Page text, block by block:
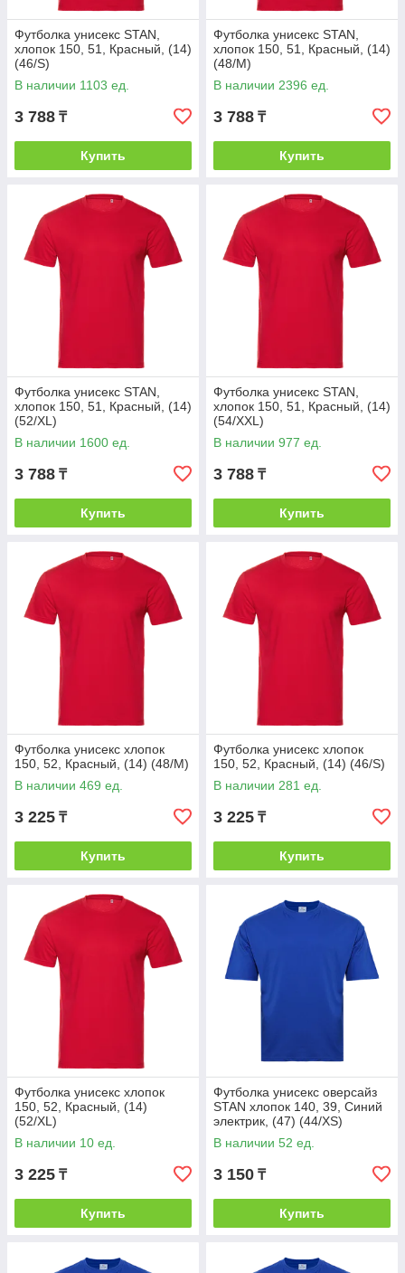
Футболка унисекс STAN,
хлопок 150, 51, Красный, (14)
(46/S)
В наличии 1103 ед.
3 788 ₸
Купить
Футболка унисекс STAN,
хлопок 150, 51, Красный, (14)
(48/M)
В наличии 2396 ед.
3 788 ₸
Купить
Футболка унисекс STAN,
хлопок 150, 51, Красный, (14)
(52/XL)
В наличии 1600 ед.
3 788 ₸
Купить
Футболка унисекс STAN,
хлопок 150, 51, Красный, (14)
(54/XXL)
В наличии 977 ед.
3 788 ₸
Купить
Футболка унисекс хлопок
150, 52, Красный, (14) (48/M)
В наличии 469 ед.
3 225 ₸
Купить
Футболка унисекс хлопок
150, 52, Красный, (14) (46/S)
В наличии 281 ед.
3 225 ₸
Купить
Футболка унисекс хлопок
150, 52, Красный, (14)
(52/XL)
В наличии 10 ед.
3 225 ₸
Купить
Футболка унисекс оверсайз
STAN хлопок 140, 39, Синий
электрик, (47) (44/XS)
В наличии 52 ед.
3 150 ₸
Купить